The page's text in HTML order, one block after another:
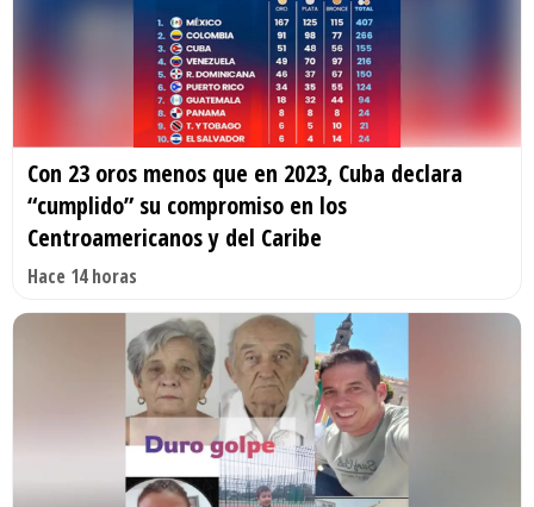
Con 23 oros menos que en 2023, Cuba declara
“cumplido” su compromiso en los
Centroamericanos y del Caribe
Hace 14 horas